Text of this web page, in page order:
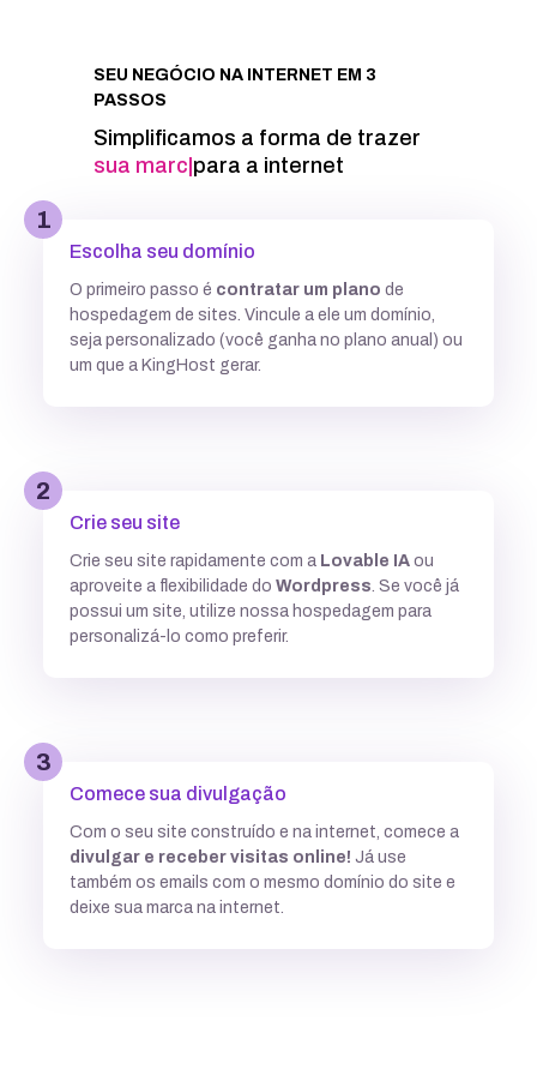
Informações técnicas
Banco de dados MySQL ilimitados
7,7GB 12,5 GB
Múltiplas versões do PHP
Múltiplas versões do ASP
Integração com ferramentas Git
Subdomínios ilimitados
SEU NEGÓCIO NA INTERNET EM 3
PASSOS
Simplificamos a forma de trazer
sua marca|para a internet
1
Escolha seu domínio
O primeiro passo é contratar um plano de
hospedagem de sites. Vincule a ele um domínio,
seja personalizado (você ganha no plano anual) ou
um que a KingHost gerar.
2
Crie seu site
Crie seu site rapidamente com a Lovable IA ou
aproveite a flexibilidade do Wordpress . Se você já
possui um site, utilize nossa hospedagem para
personalizá-lo como preferir.
3
Comece sua divulgação
Com o seu site construído e na internet, comece a
divulgar e receber visitas online! Já use
também os emails com o mesmo domínio do site e
deixe sua marca na internet.